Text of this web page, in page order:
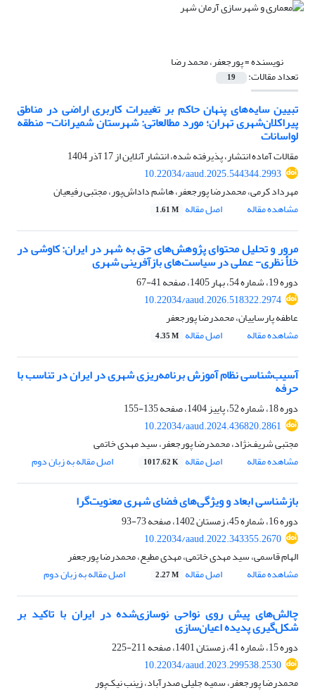
نویسنده =پورجعفر، محمد رضا
تعداد مقالات: 19
تبیین سایه‌های پنهان حاکم بر تغییرات کاربری اراضی در مناطق
پیراکلان‌شهری تهران؛ مورد مطالعاتی: شهرستان شمیرانات- منطقه
لواسانات
مقالات آماده انتشار، پذیرفته شده، انتشار آنلاین از17 آذر 1404
10.22034/aaud.2025.544344.2993
مهرداد کرمی، محمدرضا پورجعفر، هاشم داداش‌پور، مجتبی رفیعیان
مشاهده مقاله
اصل مقاله 1.61 M
مرور و تحلیل محتوای پژوهش‌های حق به شهر در ایران: کاوشی در
خلأ نظری- عملی در سیاست‌های بازآفرینی شهری
دوره 19، شماره 54، بهار 1405، صفحه
41-67
10.22034/aaud.2026.518322.2974
عاطفه پارساییان، محمدرضا پورجعفر
مشاهده مقاله
اصل مقاله 4.35 M
آسیب‌شناسی نظام آموزش برنامه‌ریزی شهری در ایران در تناسب با
حرفه
دوره 18، شماره 52، پاییز 1404، صفحه
135-155
10.22034/aaud.2024.436820.2861
مجتبی شریف‌نژاد، محمدرضا پورجعفر، سید مهدی خاتمی
مشاهده مقاله
اصل مقاله 1017.62 K اصل مقاله به زبان دوم
بازشناسی ابعاد و ویژگی‌های فضای شهری معنویت‌گرا
دوره 16، شماره 45، زمستان 1402، صفحه
73-93
10.22034/aaud.2022.343355.2670
الهام قاسمی، سید مهدی خاتمی، مهدی مطیع، محمدرضا پورجعفر
مشاهده مقاله
اصل مقاله 2.27 M اصل مقاله به زبان دوم
چالش‌های پیش روی نواحی نوسازی‌شده در ایران با تاکید بر
شکل‌‌گیری پدیده اعیان‌‌سازی
دوره 15، شماره 41، زمستان 1401، صفحه
211-225
10.22034/aaud.2023.299538.2530
محمدرضا پورجعفر، سمیه جلیلی صدرآباد، زینب نیک‌پور